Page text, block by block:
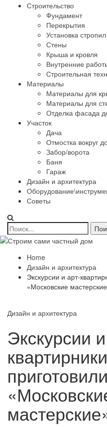
Строительство
Фундамент
Перекрытия
Установка
Стены
Крыша и кровля
Внутренние
Строительная
Материалы
Материалы для
Материалы для
Отделка фасада
Участок
Дача
Отмостка вокруг
Забор/ворота
Баня
Гараж
Дизайн и архитектура
Советы
Home
Дизайн и архитектура
Экскурсии и арт-
«Московские
Дизайн и архитектура
Экскурсии
приготовили